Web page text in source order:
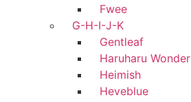
Fwee
G-H-I-J-K
Gentleaf
Haruharu Wonder
Heimish
Heveblue